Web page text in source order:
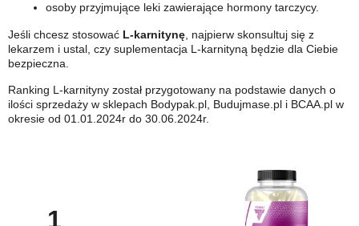
osoby przyjmujące leki zawierające hormony tarczycy.
Jeśli chcesz stosować L-karnitynę , najpierw skonsultuj się z
lekarzem i ustal, czy suplementacja L-karnityną będzie dla Ciebie
bezpieczna.
Ranking L-karnityny został przygotowany na podstawie danych o
ilości sprzedaży w sklepach Bodypak.pl, Budujmase.pl i BCAA.pl w
okresie od 01.01.2024r do 30.06.2024r.
1